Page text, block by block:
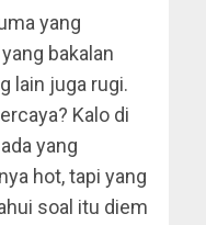
yang
bakalan
lain juga rugi.
Kalo di
yang
hot, tapi yang
soal itu diem